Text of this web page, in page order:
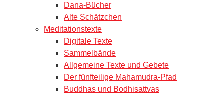
Dana-Bücher
Alte Schätzchen
Meditationstexte
Digitale Texte
Sammelbände
Allgemeine Texte und Gebete
Der fünfteilige Mahamudra-Pfad
Buddhas und Bodhisattvas